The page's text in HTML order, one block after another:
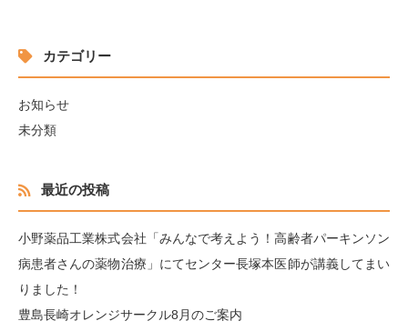
カテゴリー
お知らせ
未分類
最近の投稿
小野薬品工業株式会社「みんなで考えよう！高齢者パーキンソン
病患者さんの薬物治療」にてセンター長塚本医師が講義してまい
りました！
豊島長崎オレンジサークル8月のご案内